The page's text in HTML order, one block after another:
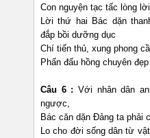
Con nguyện tạc tấc lòng
Lời thứ hai Bác dặn
đắp bồi dưỡng dục
Chí tiến thủ, xung phong
Phấn đấu hồng chuyên
Câu 6 : Với nhân dân
ngược,
Bác căn dặn Đảng ta phải
Lo cho đời sống dân từ